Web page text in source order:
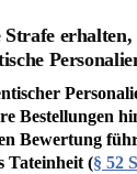
Bestellungen
Bewertung
Tateinheit (§ 52